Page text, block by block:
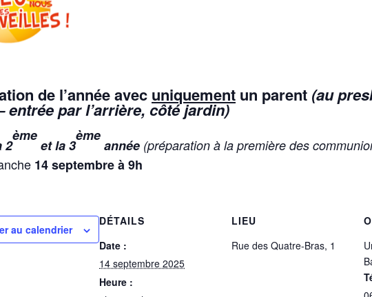
de l’annéeavec uniquement un parent (au
entrée par l’arrière, côté jardin)
2
ème
et la 3
ème
année (préparation à la première des
14 septembre à 9h
au calendrier
DÉTAILS
Date :
14 septembre 2025
Heure :
LIEU
Rue des Quatre-Bras, 1